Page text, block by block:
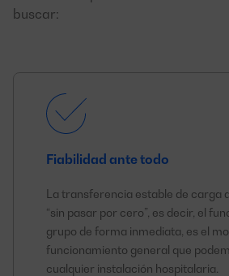
buscar:
Fiabilidad ante todo
La transferencia estable de carga
“sin pasar por cero”, es decir, el
grupo de forma inmediata, es el
funcionamiento general que
cualquier instalación hospitalaria.